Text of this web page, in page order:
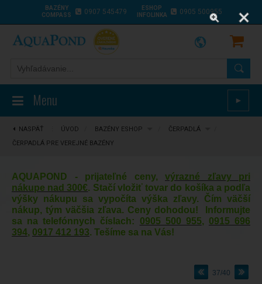
BAZÉNY
COMPASS
0907 545479
ESHOP
INFOLINKA
0905 500955
Menu ►
NASPÄŤ ÚVOD BAZÉNY ESHOP ČERPADLÁ
ČERPADLÁ PRE VEREJNÉ BAZÉNY
AQUAPOND - prijateľné ceny, výrazné zľavy pri
nákupe nad 300€. Stačí vložiť tovar do košíka a podľa
výšky nákupu sa vypočíta výška zľavy. Čím väčší
nákup, tým väčšia zľava. Ceny dohodou! Informujte
sa na telefónnych číslach: 0905 500 955, 0915 696
394, 0917 412 193. Tešíme sa na Vás!
37/40